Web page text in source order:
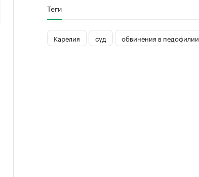
Теги
Карелия суд обвинения в педофилии